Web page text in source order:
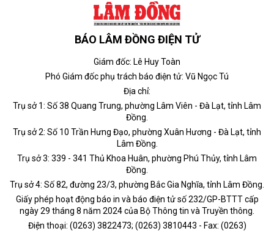
BÁO LÂM ĐỒNG ĐIỆN TỬ
Giám đốc: Lê Huy Toàn
Phó Giám đốc phụ trách báo điện tử: Vũ Ngọc Tú
Địa chỉ:
Trụ sở 1: Số 38 Quang Trung, phường Lâm Viên - Đà Lạt, tỉnh Lâm
Đồng.
Trụ sở 2: Số 10 Trần Hưng Đạo, phường Xuân Hương - Đà Lạt, tỉnh
Lâm Đồng.
Trụ sở 3: 339 - 341 Thủ Khoa Huân, phường Phú Thủy, tỉnh Lâm
Đồng.
Trụ sở 4: Số 82, đường 23/3, phường Bắc Gia Nghĩa, tỉnh Lâm Đồng.
Giấy phép hoạt động báo in và báo điện tử số 232/GP-BTTT cấp
ngày 29 tháng 8 năm 2024 của Bộ Thông tin và Truyền thông.
Điện thoại: (0263) 3822473; (0263) 3810443 - Fax: (0263)